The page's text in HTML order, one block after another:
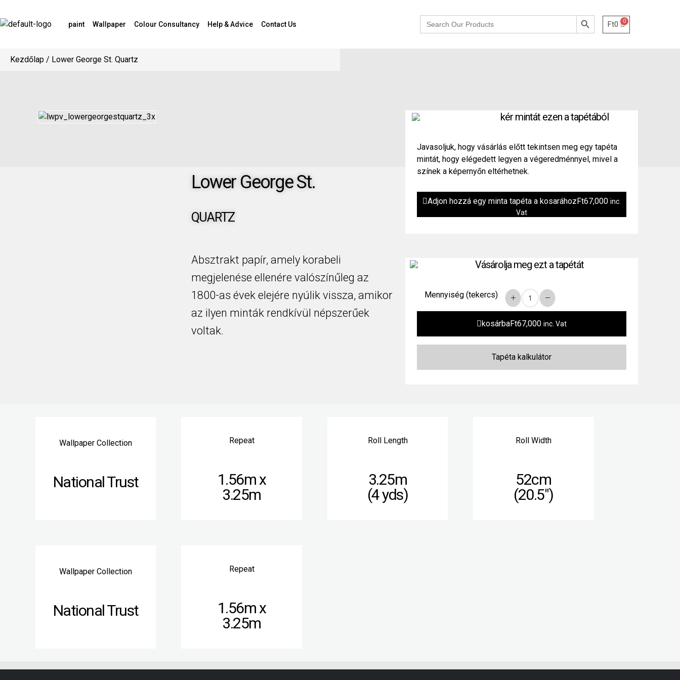
paint Wallpaper Colour Consultancy Help & Advice Contact Us
Search
for:
Search Button
Ft0
Kezdőlap / Lower George St. Quartz
Lower George St.
QUARTZ
Absztrakt papír, amely korabeli
megjelenése ellenére valószínűleg az
1800-as évek elejére nyúlik vissza, amikor
az ilyen minták rendkívül népszerűek
voltak.
kér mintát ezen a tapétából
Javasoljuk, hogy vásárlás előtt tekintsen meg egy tapéta
mintát, hogy elégedett legyen a végeredménnyel, mivel a
színek a képernyőn eltérhetnek.
Adjon hozzá egy minta tapéta a kosarához Ft67,000 inc.
Vat
Vásárolja meg ezt a tapétát
Mennyiség (tekercs)
kosárbaFt67,000 inc. Vat
Wallpaper Collection
National Trust
Repeat
1.56m x
3.25m
Roll Length
3.25m
(4 yds)
Roll Width
52cm
(20.5″)
Wallpaper Collection
National Trust
Repeat
1.56m x
3.25m